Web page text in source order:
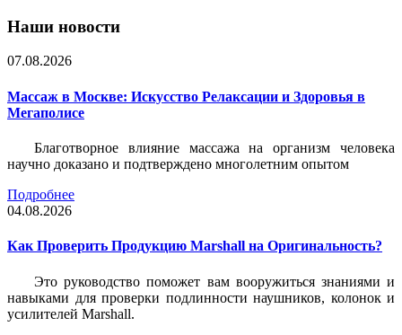
Наши новости
07.08.2026
Массаж в Москве: Искусство Релаксации и Здоровья в
Мегаполисе
Благотворное влияние массажа на организм человека
научно доказано и подтверждено многолетним опытом
Подробнее
04.08.2026
Как Проверить Продукцию Marshall на Оригинальность?
Это руководство поможет вам вооружиться знаниями и
навыками для проверки подлинности наушников, колонок и
усилителей Marshall.